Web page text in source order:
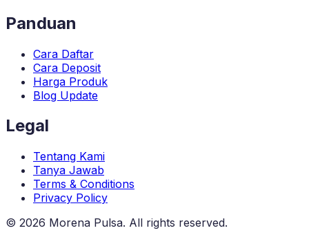
Panduan
Cara Daftar
Cara Deposit
Harga Produk
Blog Update
Legal
Tentang Kami
Tanya Jawab
Terms & Conditions
Privacy Policy
© 2026 Morena Pulsa. All rights reserved.